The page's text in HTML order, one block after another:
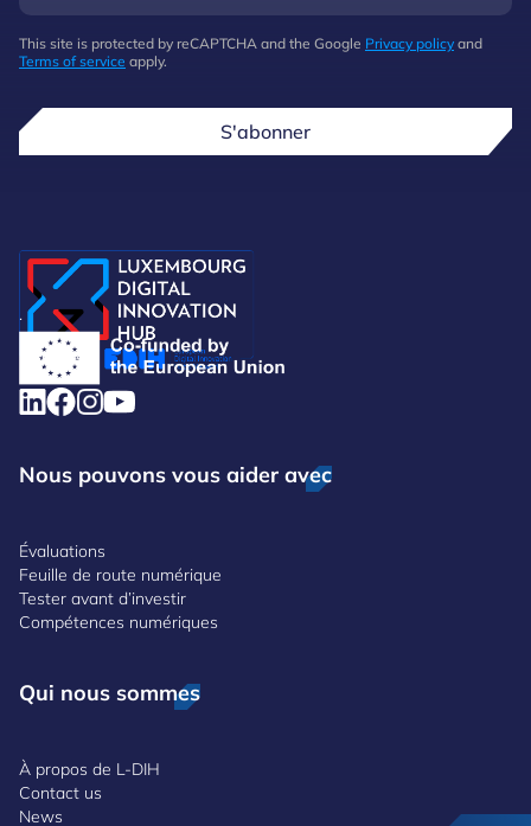
This site is protected by reCAPTCHA and the Google Privacy policy and
Terms of service apply.
S'abonner
.
Nous pouvons vous aider avec
Évaluations
Feuille de route numérique
Tester avant d’investir
Compétences numériques
Qui nous sommes
À propos de L-DIH
Contact us
News